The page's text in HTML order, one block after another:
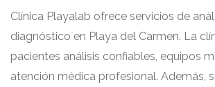
Clínica Playalab ofrece servicios de
diagnóstico en Playa del Carmen. La
pacientes análisis confiables, equipos
atención médica profesional. Además,